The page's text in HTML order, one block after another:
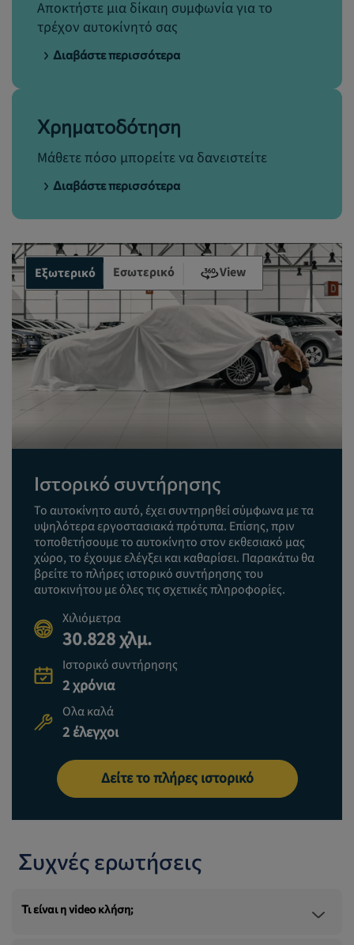
Αποκτήστε μια δίκαιη συμφωνία για το
τρέχον αυτοκίνητό σας
Διαβάστε περισσότερα
Χρηματοδότηση
Μάθετε πόσο μπορείτε να δανειστείτε
Διαβάστε περισσότερα
Εξωτερικό Εσωτερικό View
Ιστορικό συντήρησης
Το αυτοκίνητο αυτό, έχει συντηρηθεί σύμφωνα με τα
υψηλότερα εργοστασιακά πρότυπα. Επίσης, πριν
τοποθετήσουμε το αυτοκίνητο στον εκθεσιακό μας
χώρο, το έχουμε ελέγξει και καθαρίσει. Παρακάτω θα
βρείτε το πλήρες ιστορικό συντήρησης του
αυτοκινήτου με όλες τις σχετικές πληροφορίες.
Χιλιόμετρα
30.828 χλμ.
Ιστορικό συντήρησης
2 χρόνια
Ολα καλά
2 έλεγχοι
Δείτε το πλήρες ιστορικό
Συχνές ερωτήσεις
Τι είναι η video κλήση;